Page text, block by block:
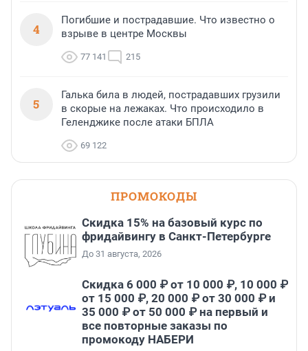
4
Погибшие и пострадавшие. Что известно о
взрыве в центре Москвы
77 141 215
5
Галька била в людей, пострадавших грузили
в скорые на лежаках. Что происходило в
Геленджике после атаки БПЛА
69 122
ПРОМОКОДЫ
Скидка 15% на базовый курс по
фридайвингу в Санкт-Петербурге
До 31 августа, 2026
Скидка 6 000 ₽ от 10 000 ₽, 10 000 ₽
от 15 000 ₽, 20 000 ₽ от 30 000 ₽ и
35 000 ₽ от 50 000 ₽ на первый и
все повторные заказы по
промокоду НАБЕРИ